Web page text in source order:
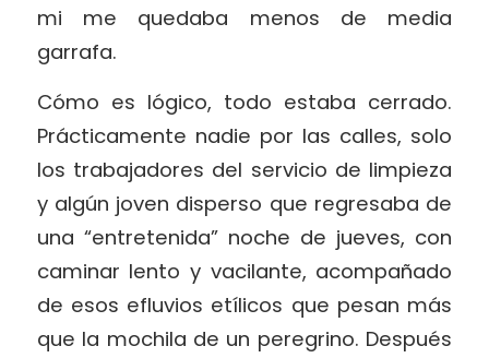
mi me quedaba menos de media
garrafa.
Cómo es lógico, todo estaba cerrado.
Prácticamente nadie por las calles, solo
los trabajadores del servicio de limpieza
y algún joven disperso que regresaba de
una “entretenida” noche de jueves, con
caminar lento y vacilante, acompañado
de esos efluvios etílicos que pesan más
que la mochila de un peregrino. Después